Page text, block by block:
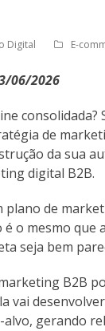
Digital E-
06/2026
consolidada?
de
da sua
digital B2B.
plano de
o mesmo que
seja bem
B2B
vai
gerando